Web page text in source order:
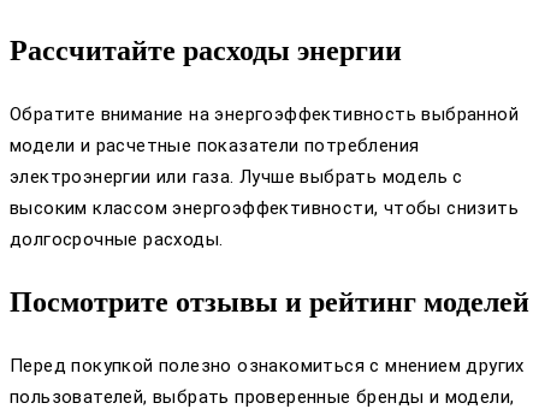
Рассчитайте расходы энергии
Обратите внимание на энергоэффективность выбранной
модели и расчетные показатели потребления
электроэнергии или газа. Лучше выбрать модель с
высоким классом энергоэффективности, чтобы снизить
долгосрочные расходы.
Посмотрите отзывы и рейтинг моделей
Перед покупкой полезно ознакомиться с мнением других
пользователей, выбрать проверенные бренды и модели,